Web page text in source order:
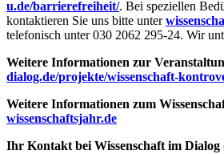
u.de/barrierefreiheit/. Bei speziellen
kontaktieren Sie uns bitte unter
telefonisch unter 030 2062 295-24. Wir
Weitere Informationen zur
dialog.de/projekte/wissenschaft-
Weitere Informationen zum
wissenschaftsjahr.de
Ihr Kontakt bei Wissenschaft im Dialog